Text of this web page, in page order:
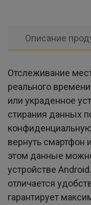
Описание
Отслеживание
реального
или украденное
стирания данных
вернуть смартфон
этом данные
устройстве
отличается
гарантирует